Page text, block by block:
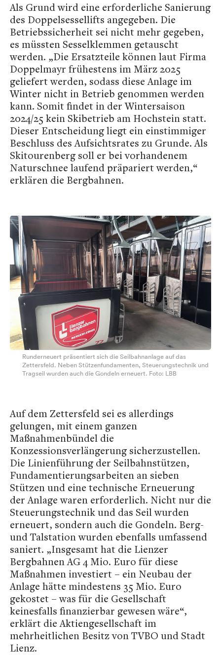
Als Grund wird eine erforderliche Sanierung
des Doppelsessellifts angegeben. Die
Betriebssicherheit sei nicht mehr gegeben,
es müssten Sesselklemmen getauscht
werden. „Die Ersatzteile können laut Firma
Doppelmayr frühestens im März 2025
geliefert werden, sodass diese Anlage im
Winter nicht in Betrieb genommen werden
kann. Somit findet in der Wintersaison
2024/25 kein Skibetrieb am Hochstein statt.
Dieser Entscheidung liegt ein einstimmiger
Beschluss des Aufsichtsrates zu Grunde. Als
Skitourenberg soll er bei vorhandenem
Naturschnee laufend präpariert werden,“
erklären die Bergbahnen.
Runderneuert präsentiert sich die Seilbahnanlage auf das
Zettersfeld. Neben Stützenfundamenten, Steuerungstechnik und
Tragseil wurden auch die Gondeln erneuert. Foto: LBB
Auf dem Zettersfeld sei es allerdings
gelungen, mit einem ganzen
Maßnahmenbündel die
Konzessionsverlängerung sicherzustellen.
Die Linienführung der Seilbahnstützen,
Fundamentierungsarbeiten an sieben
Stützen und eine technische Erneuerung
der Anlage waren erforderlich. Nicht nur die
Steuerungstechnik und das Seil wurden
erneuert, sondern auch die Gondeln. Berg-
und Talstation wurden ebenfalls umfassend
saniert. „Insgesamt hat die Lienzer
Bergbahnen AG 4 Mio. Euro für diese
Maßnahmen investiert – ein Neubau der
Anlage hätte mindestens 35 Mio. Euro
gekostet – was für die Gesellschaft
keinesfalls finanzierbar gewesen wäre“,
erklärt die Aktiengesellschaft im
mehrheitlichen Besitz von TVBO und Stadt
Lienz.